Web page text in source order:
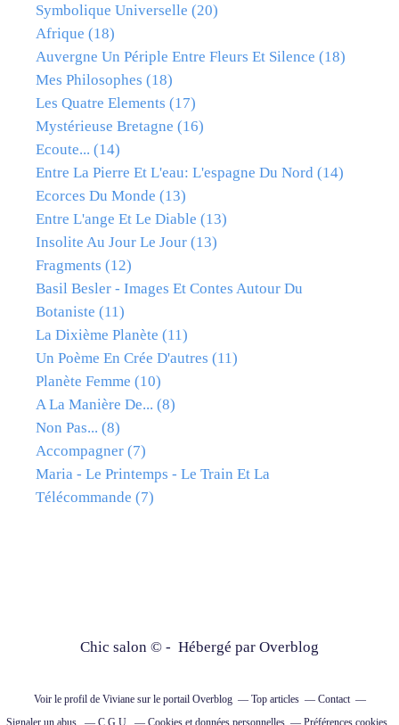
Symbolique Universelle (20)
Afrique (18)
Auvergne Un Périple Entre Fleurs Et Silence (18)
Mes Philosophes (18)
Les Quatre Elements (17)
Mystérieuse Bretagne (16)
Ecoute... (14)
Entre La Pierre Et L'eau: L'espagne Du Nord (14)
Ecorces Du Monde (13)
Entre L'ange Et Le Diable (13)
Insolite Au Jour Le Jour (13)
Fragments (12)
Basil Besler - Images Et Contes Autour Du
Botaniste (11)
La Dixième Planète (11)
Un Poème En Crée D'autres (11)
Planète Femme (10)
A La Manière De... (8)
Non Pas... (8)
Accompagner (7)
Maria - Le Printemps - Le Train Et La
Télécommande (7)
Chic salon © - Hébergé par Overblog
Voir le profil de Vivianesur le portail Overblog Top articles
Contact
Signaler un abus
C.G.U. Cookies et données personnelles Préférences cookies